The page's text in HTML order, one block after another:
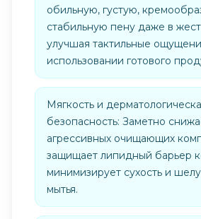
обильную, густую,
стабильную пену даже в
улучшая тактильные
использовании готового
Мягкость и
безопасность: Заметно
агрессивных очищающих
защищает липидный барьер
минимизирует сухость и
мытья.